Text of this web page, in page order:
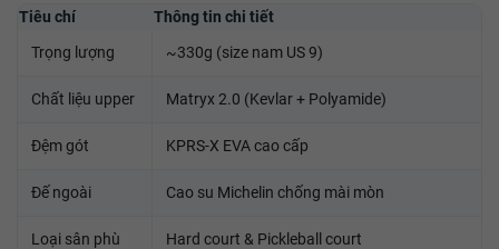
Tiêu chí
Thông tin chi tiết
Trọng lượng
~330g (size nam US 9)
Chất liệu upper Matryx 2.0 (Kevlar + Polyamide)
Đệm gót KPRS-X EVA cao cấp
Đế ngoài Cao su Michelin chống mài mòn
Loại sân phù
Hard court & Pickleball court